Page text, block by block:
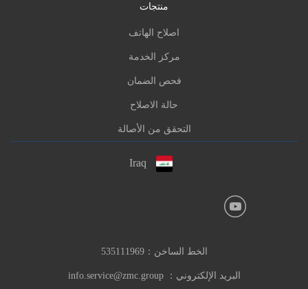
منتجات
اصلاح الهاتف
مركز الخدمة
فحص الضمان
حالة الاصلاح
التحقق من الأصالة
Iraq
الخط الساخن：535111969
البريد الإلكتروني：info.service@zmc.group